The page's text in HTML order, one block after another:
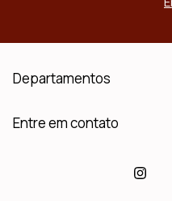
Departamentos
Entre em contato